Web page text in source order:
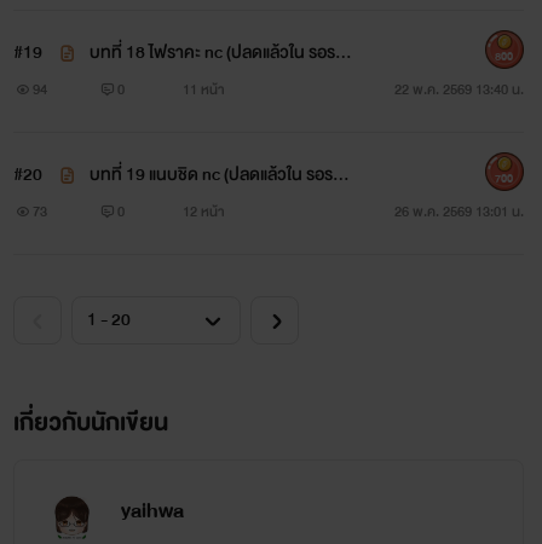
#19
บทที่ 18 ไฟราคะ nc (ปลดแล้วใน รอร./
ดด.)
94 0 11 หน้า 22 พ.ค. 2569 13:40 น.
800
#20
บทที่ 19 แนบชิด nc (ปลดแล้วใน รอร./
ดด.)
73 0 12 หน้า 26 พ.ค. 2569 13:01 น.
700
เกี่ยวกับนักเขียน
yaihwa